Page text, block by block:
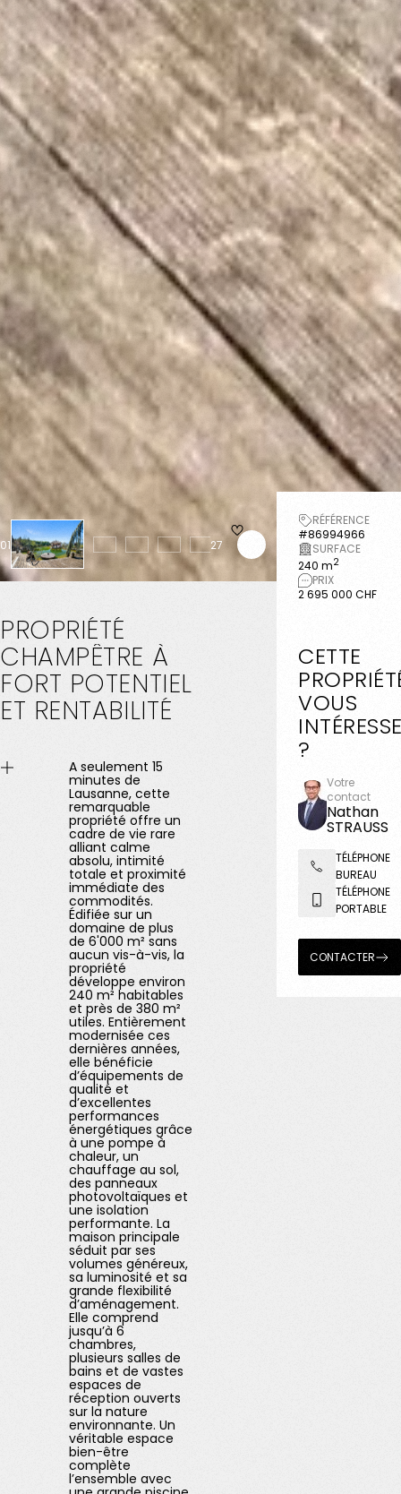
01 27
PROPRIÉTÉ
CHAMPÊTRE À
FORT POTENTIEL
ET RENTABILITÉ
A seulement 15
minutes de
Lausanne, cette
remarquable
propriété offre un
cadre de vie rare
alliant calme
absolu, intimité
totale et proximité
immédiate des
commodités.
Édifiée sur un
domaine de plus
de 6'000 m² sans
aucun vis-à-vis, la
propriété
développe environ
240 m² habitables
et près de 380 m²
utiles. Entièrement
modernisée ces
dernières années,
elle bénéficie
d’équipements de
qualité et
d’excellentes
performances
énergétiques grâce
à une pompe à
chaleur, un
chauffage au sol,
des panneaux
photovoltaïques et
une isolation
performante. La
maison principale
séduit par ses
volumes généreux,
sa luminosité et sa
grande flexibilité
d’aménagement.
Elle comprend
jusqu’à 6
chambres,
plusieurs salles de
bains et de vastes
espaces de
réception ouverts
sur la nature
environnante. Un
véritable espace
bien-être
complète
l’ensemble avec
RÉFÉRENCE
#86994966
SURFACE
240 m2
PRIX
2 695 000 CHF
CETTE
VOUS
?
Votre
contact
Nathan
STRAUSS
TÉLÉPHONE
BUREAU
TÉLÉPHONE
PORTABLE
CONTACTER